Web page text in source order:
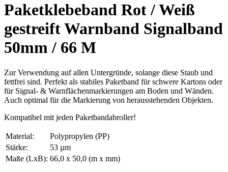
Paketklebeband Rot / Weiß
gestreift Warnband Signalband
50mm / 66 M
Zur Verwendung auf allen Untergründe, solange diese Staub und
fettfrei sind. Perfekt als stabiles Paketband für schwere Kartons oder
für Signal- & Warnflächenmarkierungen am Boden und Wänden.
Auch optimal für die Markierung von herausstehenden Objekten.
Kompatibel mit jeden Paketbandabroller!
Material:
Polypropylen (PP)
Stärke:
53 µm
Maße (LxB): 66,0 x 50,0 (m x mm)